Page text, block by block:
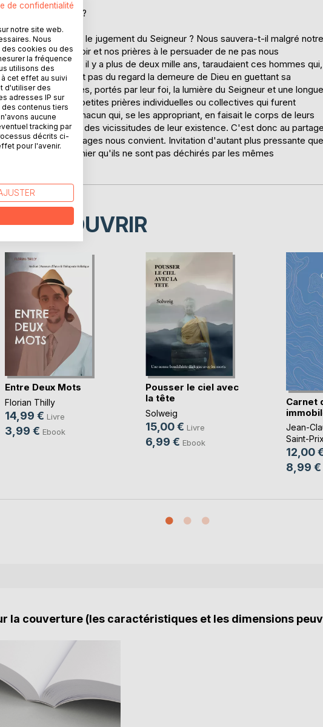
du vécu du salut ?
nous craindre le jugement du Seigneur ? Nous sauvera-t-il malgré notre
à l'émouvoir et nos prières à le persuader de ne pas nous
de questions qui, il y a plus de deux mille ans, taraudaient ces hommes qui,
ne quittaient pas du regard la demeure de Dieu en guettant sa
quelques hommes, portés par leur foi, la lumière du Seigneur et une longue
en rédigeant de petites prières individuelles ou collectives qui furent
données à chacun qui, se les appropriant, en faisait le corps de leurs
de repos au milieu des vicissitudes de leur existence. C'est donc au partage
reçus que ces pages nous convient. Invitation d'autant plus pressante que
difficilement nier qu'ils ne sont pas déchirés par les mêmes
À DÉCOUVRIR
Entre Deux Mots
Florian Thilly
14,99 € Livre
3,99 € Ebook
Pousser le ciel avec
la tête
Solweig
15,00 € Livre
6,99 € Ebook
Carnet
Jean-
Saint-Prix
12,00
8,99 €
la couverture (les caractéristiques et les dimensions
de confidentialité
notre site web.
Nous
cookies ou des
la fréquence
utilisons des
cet effet au suivi
d'utiliser des
adresses IP sur
contenus tiers
aucune
tracking par
décrits ci-
pour l'avenir.